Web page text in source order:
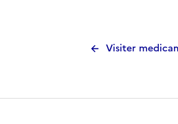
Visiter